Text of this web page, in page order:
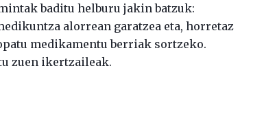
baditu helburu jakin batzuk:
alorrean garatzea eta, horretaz
medikamentu berriak sortzeko.
zuen ikertzaileak.